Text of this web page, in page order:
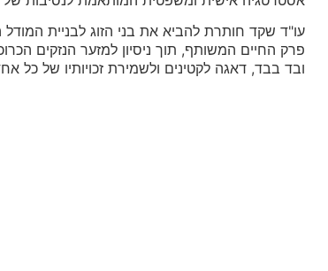
עו"ד שקד חותרת להביא את בני הזוג לבניית
פרק החיים המשותף, תוך ניסיון למזער הנזקים
ובד בבד, דאגה לקטינים ולשמירת זכויותיו של כל